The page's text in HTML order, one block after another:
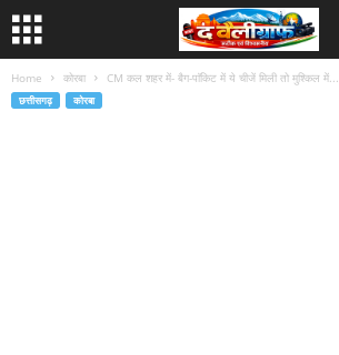
Home कोरबा CM कल शहर में- बैग-पाॅकिट में ये चीजें मिली तो मुश्किल में...
छत्तीसगढ़ कोरबा